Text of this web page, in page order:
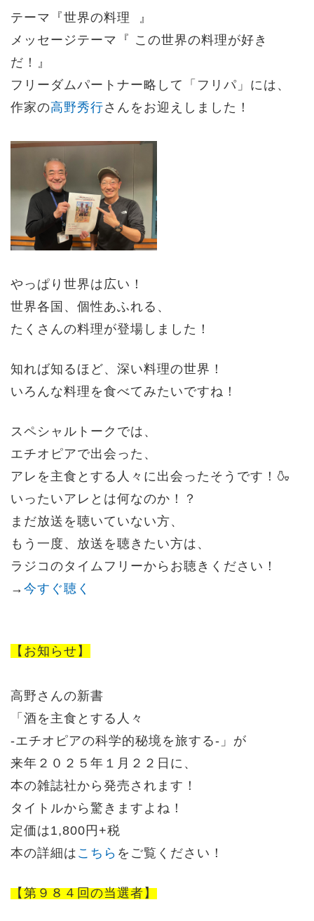
テーマ『世界の料理 』
メッセージテーマ『 この世界の料理が好き
だ！
』
フリーダムパートナー略して「フリパ」には、
作家の高野秀行さん をお迎えしました！
やっぱり世界は広い！
世界各国、個性あふれる、
たくさんの料理が登場しました！
知れば知るほど、深い料理の世界！
いろんな料理を食べてみたいですね！
スペシャルトークでは、
エチオピアで出会った、
アレを主食とする人々に出会ったそうです！🍶
いったいアレとは何なのか！？
まだ放送を聴いていない方、
もう一度、放送を聴きたい方は、
ラジコのタイムフリーからお聴きください！
→ 今すぐ聴く
【お知らせ】
高野さんの新書
「酒を主食とする人々
-エチオピアの科学的秘境を旅する-」が
来年２０２５年１月２２日に、
本の雑誌社から発売されます！
タイトルから驚きますよね！
定価は1,800円+税
本の詳細は こちら をご覧ください！
【第９８４回の当選者】